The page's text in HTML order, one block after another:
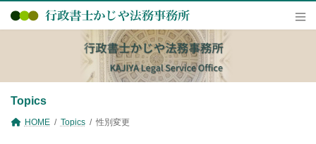
テ
ス
ゲ
ン
Topics
HOME Topics 性別変更